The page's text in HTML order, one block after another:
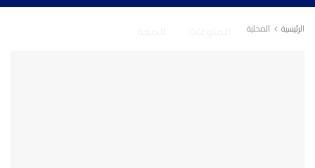
الرئيسية المحلية